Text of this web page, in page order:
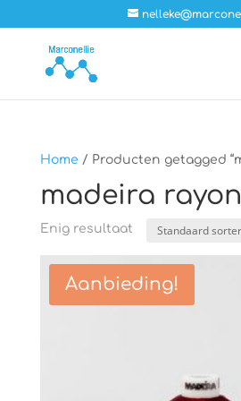
Home / Producten getagged
madeira rayon
Enig resultaat
Aanbieding!